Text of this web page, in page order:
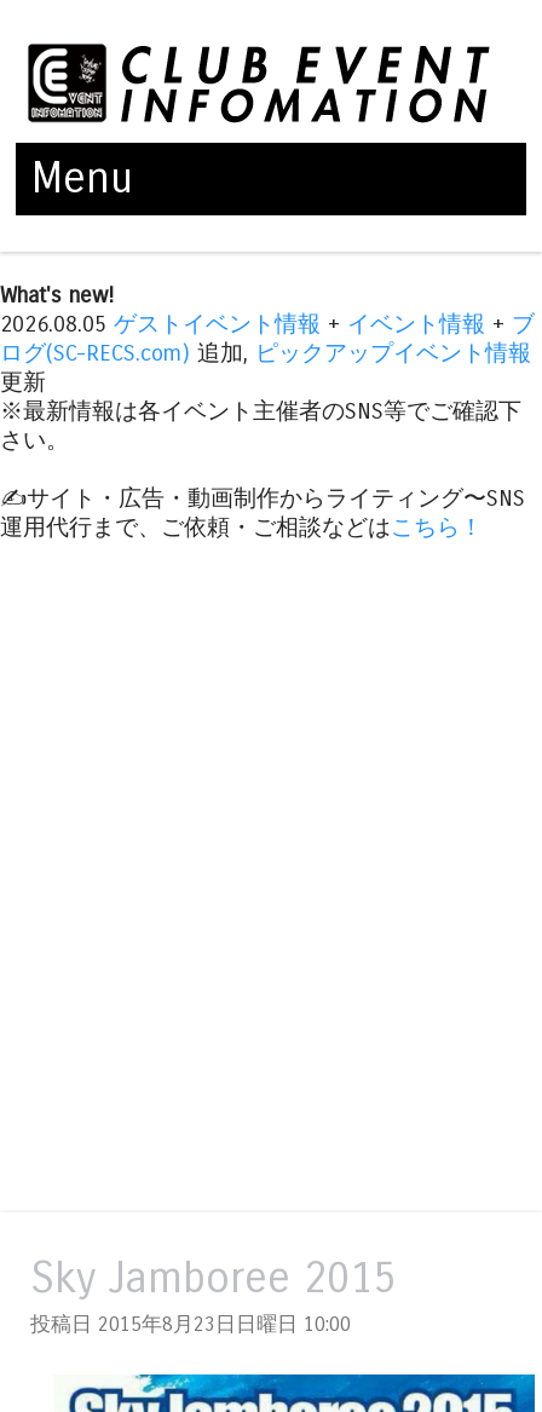
Menu
What's new!
2026.08.05 ゲストイベント情報 + イベント情報 + ブ
ログ(SC-RECS.com) 追加, ピックアップイベント情報
更新
※最新情報は各イベント主催者のSNS等でご確認下
さい。
✍️サイト・広告・動画制作からライティング〜SNS
運用代行まで、ご依頼・ご相談などはこちら！
Sky Jamboree 2015
投稿日 2015年8月23日日曜日 10:00